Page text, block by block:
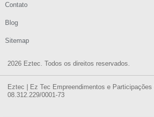
2026 Eztec. Todos os direitos reservados.
Contato
Blog
Sitemap
Eztec | Ez Tec Empreendimentos e
08.312.229/0001-73